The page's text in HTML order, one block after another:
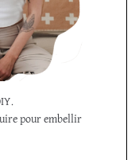
pour embellir